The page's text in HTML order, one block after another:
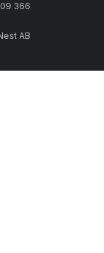
366
AB